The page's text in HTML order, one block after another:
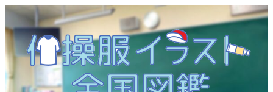
内
を
キ
プ